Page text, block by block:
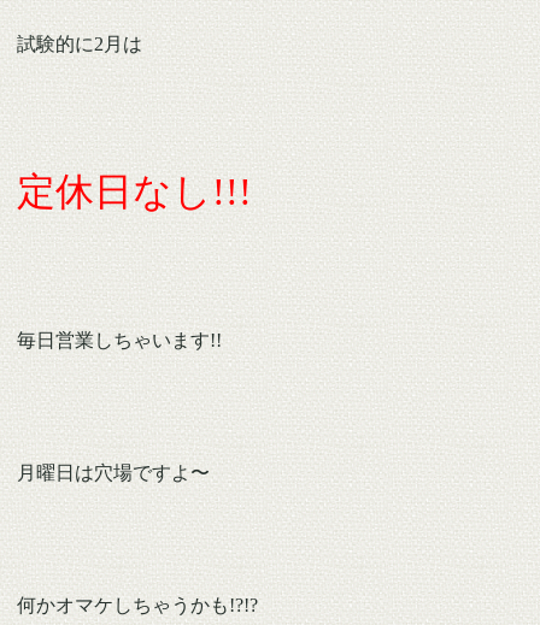
試験的に2月は
定休日なし!!!
毎日営業しちゃいます!!
月曜日は穴場ですよ〜
何かオマケしちゃうかも!?!?